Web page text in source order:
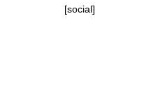
[social]